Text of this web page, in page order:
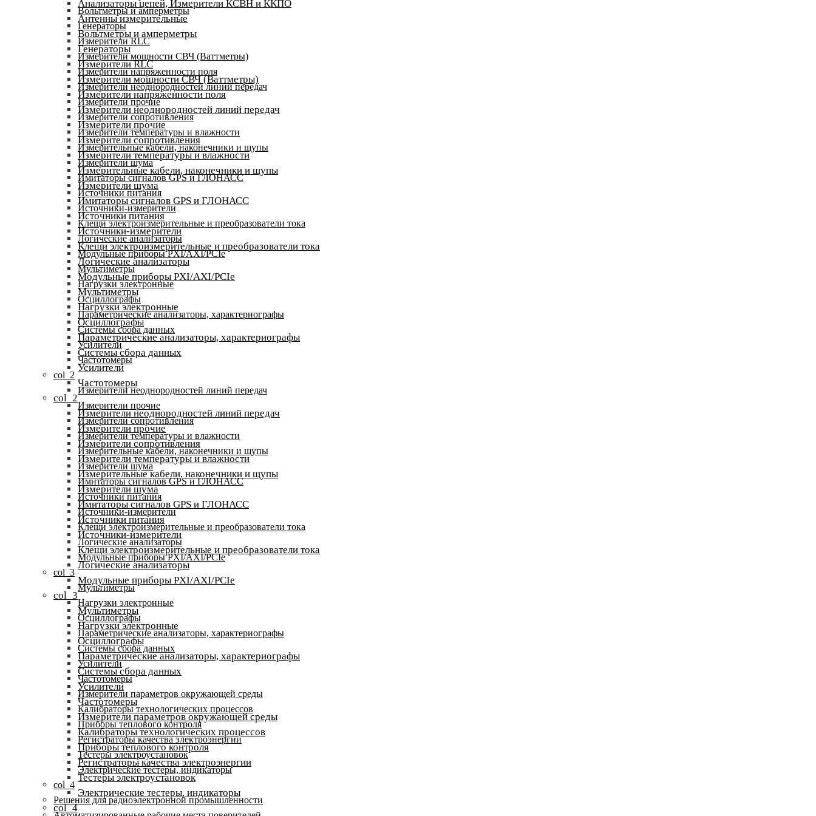
Вольтметры и амперметры
Генераторы
Измерители RLC
Измерители мощности СВЧ (Ваттметры)
Измерители напряженности поля
Измерители неоднородностей линий передач
Измерители прочие
Измерители сопротивления
Измерители температуры и влажности
Измерительные кабели, наконечники и щупы
Измерители шума
Имитаторы сигналов GPS и ГЛОНАСС
Источники питания
Источники-измерители
Клещи электроизмерительные и преобразователи тока
Логические анализаторы
Модульные приборы PXI/AXI/PCIe
Мультиметры
Нагрузки электронные
Осциллографы
Параметрические анализаторы, характериографы
Системы сбора данных
Усилители
Частотомеры
col_2
Измерители неоднородностей линий передач
Измерители прочие
Измерители сопротивления
Измерители температуры и влажности
Измерительные кабели, наконечники и щупы
Измерители шума
Имитаторы сигналов GPS и ГЛОНАСС
Источники питания
Источники-измерители
Клещи электроизмерительные и преобразователи тока
Логические анализаторы
Модульные приборы PXI/AXI/PCIe
col_3
Мультиметры
Нагрузки электронные
Осциллографы
Параметрические анализаторы, характериографы
Системы сбора данных
Усилители
Частотомеры
Измерители параметров окружающей среды
Калибраторы технологических процессов
Приборы теплового контроля
Регистраторы качества электроэнергии
Тестеры электроустановок
Электрические тестеры, индикаторы
col_4
Решения для радиоэлектронной промышленности
Анализаторы цепей, Измерители КСВН и ККПО
Антенны измерительные
Вольтметры и амперметры
Генераторы
Измерители RLC
Измерители мощности СВЧ (Ваттметры)
Измерители напряженности поля
Измерители неоднородностей линий передач
Измерители прочие
Измерители сопротивления
Измерители температуры и влажности
Измерительные кабели, наконечники и щупы
Измерители шума
Имитаторы сигналов GPS и ГЛОНАСС
Источники питания
Источники-измерители
Клещи электроизмерительные и преобразователи тока
Логические анализаторы
Модульные приборы PXI/AXI/PCIe
Мультиметры
Нагрузки электронные
Осциллографы
Параметрические анализаторы, характериографы
Системы сбора данных
Усилители
Частотомеры
col_2
Измерители неоднородностей линий передач
Измерители прочие
Измерители сопротивления
Измерители температуры и влажности
Измерительные кабели, наконечники и щупы
Измерители шума
Имитаторы сигналов GPS и ГЛОНАСС
Источники питания
Источники-измерители
Клещи электроизмерительные и преобразователи тока
Логические анализаторы
Модульные приборы PXI/AXI/PCIe
col_3
Мультиметры
Нагрузки электронные
Осциллографы
Параметрические анализаторы, характериографы
Системы сбора данных
Усилители
Частотомеры
Измерители параметров окружающей среды
Калибраторы технологических процессов
Приборы теплового контроля
Регистраторы качества электроэнергии
Тестеры электроустановок
Электрические тестеры, индикаторы
col_4